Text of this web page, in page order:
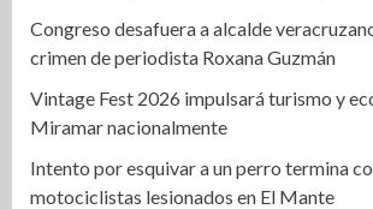
Congreso desafuera a alcalde
crimen de periodista Roxana Guzmán
Vintage Fest 2026 impulsará turismo y
Miramar nacionalmente
Intento por esquivar a un perro termina
motociclistas lesionados en El Mante